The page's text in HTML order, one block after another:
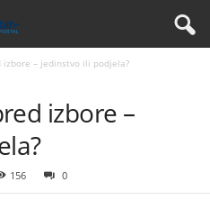
– jedinstvo ili podjela?
izbore –
156 0